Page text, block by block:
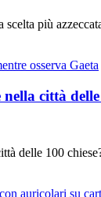
più
città
delle 100